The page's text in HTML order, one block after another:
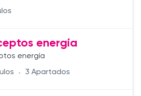
energía
energía
3 Apartados